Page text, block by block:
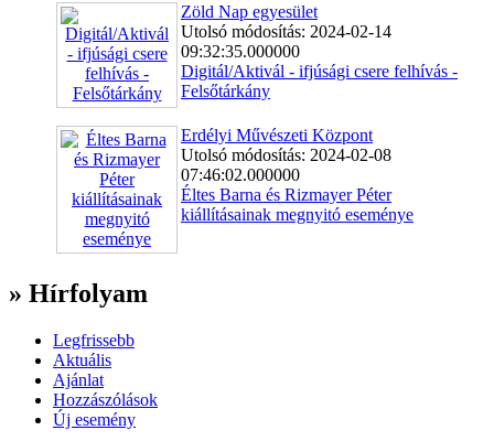
Zöld Nap egyesület
Utolsó módosítás: 2024-02-14
09:32:35.000000
Digitál/Aktivál - ifjúsági csere felhívás -
Felsőtárkány
Erdélyi Művészeti Központ
Utolsó módosítás: 2024-02-08
07:46:02.000000
Éltes Barna és Rizmayer Péter
kiállításainak megnyitó eseménye
» Hírfolyam
Legfrissebb
Aktuális
Ajánlat
Hozzászólások
Új esemény